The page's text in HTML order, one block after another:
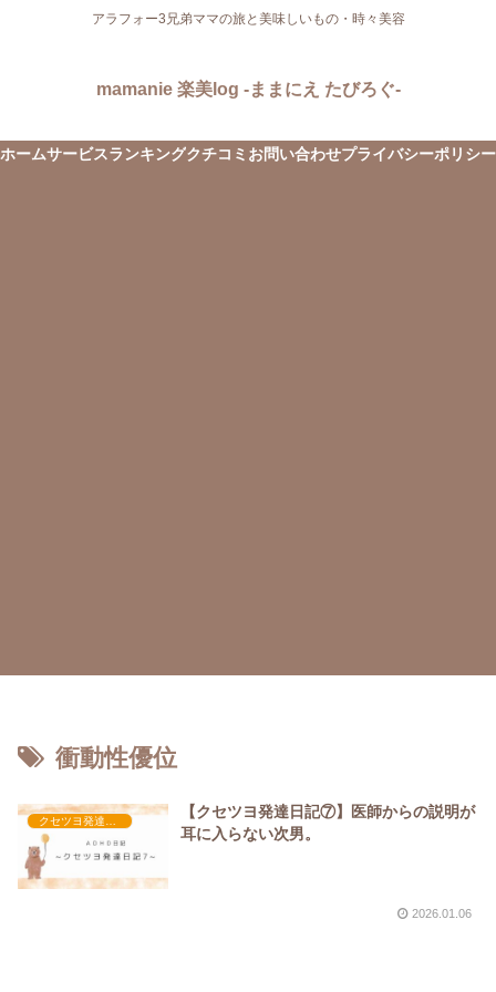
アラフォー3兄弟ママの旅と美味しいもの・時々美容
mamanie 楽美log -ままにえ たびろぐ-
ホームサービスランキングクチコミ お問い合わせプライバシーポリシー
衝動性優位
クセツヨ発達日記
【クセツヨ発達日記⑦】医師からの説明が
耳に入らない次男。
2026.01.06